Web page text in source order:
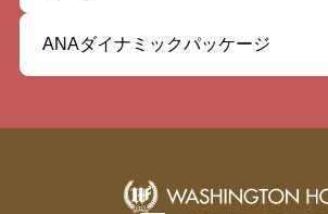
ANAダイナミックパッケージ